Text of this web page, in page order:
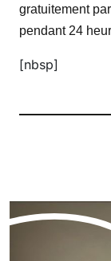
gratuitement
pendant 24
[nbsp]